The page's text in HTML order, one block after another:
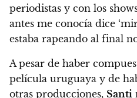
periodistas y con los
antes me conocía dice
estaba rapeando al final
A pesar de haber
película uruguaya y de
otras producciones, Santi